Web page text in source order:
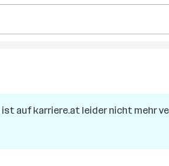
ist auf karriere.at leider nicht mehr